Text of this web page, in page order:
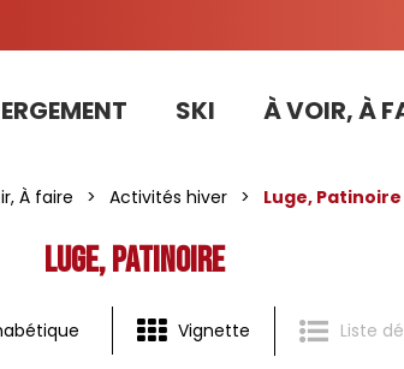
SKI À VOIR, À
À faire > Activités hiver > Luge, Patinoire
Luge, Patinoire
Vignette Liste